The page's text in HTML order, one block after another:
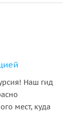
Наш гид
мест, куда